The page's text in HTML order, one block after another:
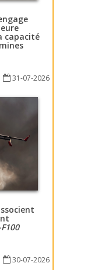
capacité
31-07-2026
30-07-2026